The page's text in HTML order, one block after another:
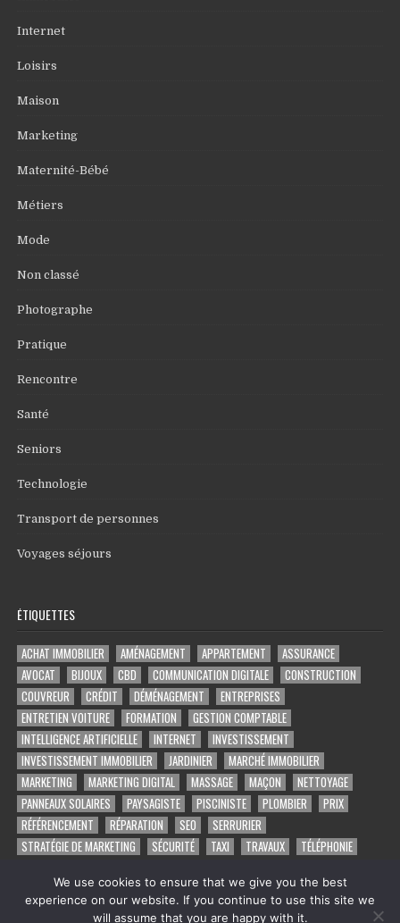
Internet
Loisirs
Maison
Marketing
Maternité-Bébé
Métiers
Mode
Non classé
Photographe
Pratique
Rencontre
Santé
Seniors
Technologie
Transport de personnes
Voyages séjours
ÉTIQUETTES
ACHAT IMMOBILIER AMÉNAGEMENT APPARTEMENT
ASSURANCE
AVOCAT
BIJOUX CBD COMMUNICATION DIGITALE
CONSTRUCTION
COUVREUR
CRÉDIT DÉMÉNAGEMENT
ENTREPRISES
ENTRETIEN VOITURE
FORMATION
GESTION COMPTABLE
INTELLIGENCE ARTIFICIELLE
INTERNET
INVESTISSEMENT
INVESTISSEMENT IMMOBILIER
JARDINIER
MARCHÉ IMMOBILIER
MARKETING
MARKETING DIGITAL MASSAGE MAÇON
NETTOYAGE
PANNEAUX SOLAIRES
PAYSAGISTE PISCINISTE PLOMBIER
PRIX
RÉFÉRENCEMENT
RÉPARATION SEO
SERRURIER
STRATÉGIE DE MARKETING
SÉCURITÉ TAXI TRAVAUX
TÉLÉPHONIE
We use cookies to ensure that we give you the best
experience on our website. If you continue to use this site we
will assume that you are happy with it.